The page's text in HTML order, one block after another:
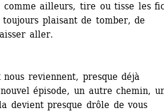
comme ailleurs, tire ou tisse les
plaisant de tomber, de
aller.
reviennent, presque déjà
épisode, un autre chemin,
devient presque drôle de vous